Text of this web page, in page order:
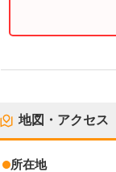
地図・アクセス
所在地